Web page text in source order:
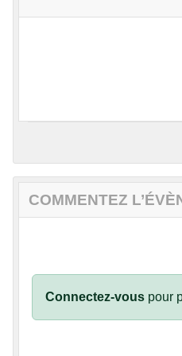
COMMENTEZ
Connectez-vous pour